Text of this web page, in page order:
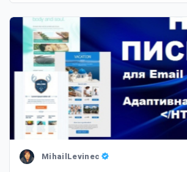
MihailLevinec